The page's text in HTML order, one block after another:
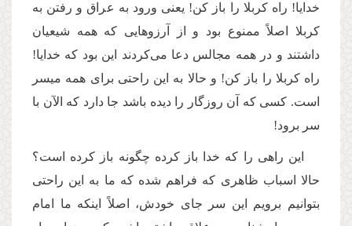
خدایا! راه کربلا را باز کن! یعنی ورود به عراق و رفتن به
کربلا اصلاً ممنوع بود و از آرزوهایی که همه شیعیان
داشتند و در همه مجالس دعا می‌کردند این بود که خدایا!
راه کربلا را باز کن! و حالا به این راحتی برای همه میسر
است. کسی که آن روزگار را دیده باشد جا دارد که الآن با
سر برود!
این راهی را که خدا باز کرده چگونه باز کرده است؟
حالا اسباب ظاهری که فراهم شده که ما به این راحتی
بتوانیم برویم این سر جای خودش، اصلاً اینکه ما امام